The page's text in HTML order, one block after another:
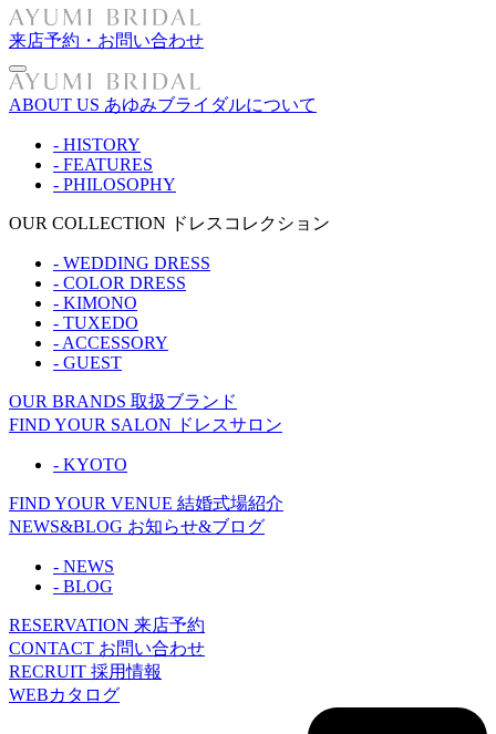
来店予約・お問い合わせ
ABOUT US あゆみブライダルについて
- HISTORY
- FEATURES
- PHILOSOPHY
OUR COLLECTION ドレスコレクション
- WEDDING DRESS
- COLOR DRESS
- KIMONO
- TUXEDO
- ACCESSORY
- GUEST
OUR BRANDS 取扱ブランド
FIND YOUR SALON ドレスサロン
- KYOTO
FIND YOUR VENUE 結婚式場紹介
NEWS&BLOG お知らせ&ブログ
- NEWS
- BLOG
RESERVATION 来店予約
CONTACT お問い合わせ
RECRUIT 採用情報
WEBカタログ